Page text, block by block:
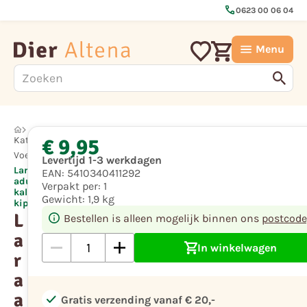
call0623 00 06 04
Menu
Kat
Voeding
Lara
adult
kalkoen-
kip
L
a
r
a
a
€ 9,95
Levertijd 1-3 werkdagen
EAN: 5410340411292
Verpakt per: 1
Gewicht: 1,9 kg
Bestellen is alleen mogelijk binnen ons
In winkelwagen
check Gratis verzending vanaf € 20,-